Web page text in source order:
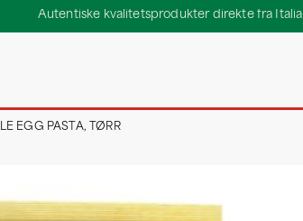
Autentiske kvalitetsprodukter direkte fra Italia
EGG PASTA, TØRR